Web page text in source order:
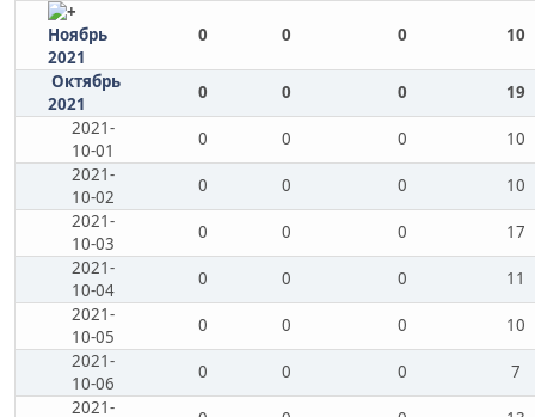
Ноябрь
2021
0 0 0 10
Октябрь
2021
0 0 0
19
2021-
10-01
0 0 0
10
2021-
10-02
0 0 0
10
2021-
10-03
0 0 0
17
2021-
10-04
0 0 0
11
2021-
10-05
0 0 0
10
2021-
10-06
0 0 0
7
2021-